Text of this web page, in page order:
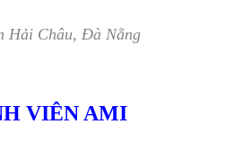
Hải Châu, Đà Nẵng
VIÊN AMI